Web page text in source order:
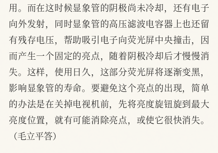
用。而在这时候显象管的阴极尚未冷却，还有电子
向外发射，同时显象管的高压滤波电容器上也还留
有残存电压，帮助吸引电子向荧光屏中央撞击，因
而产生一个固定的亮点，随着阴极冷却后才慢慢消
失。这样，使用日久，这部分荧光屏将逐渐变黑，
影响显象管的寿命。要避免这个亮点的出现，简单
的办法是在关掉电视机前，先将亮度旋钮旋到最大
亮度位置，就有可能消除亮点，或使它很快消失。
（毛立平答）